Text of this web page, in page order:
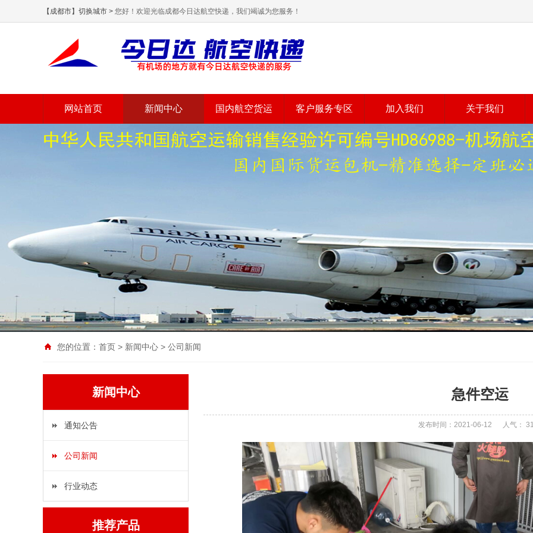
【成都市】切换城市 > 您好！欢迎光临成都今日达航空快递，我们竭诚为您服务！
网站首页 新闻中心 国内航空货运 客户服务专区 加入我们 关于我们
您的位置： 首页 > 新闻中心 > 公司新闻
新闻中心
通知公告
公司新闻
行业动态
推荐产品
急件空运
发布时间：2021-06-12 人气：